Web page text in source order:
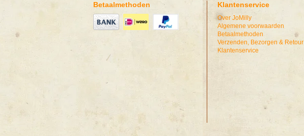
Betaalmethoden Klantenservice
Over JoMilly
Algemene voorwaarden
Betaalmethoden
Verzenden, Bezorgen & Retour
Klantenservice